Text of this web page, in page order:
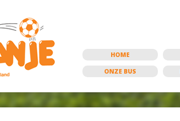
HOME
ONZE BUS